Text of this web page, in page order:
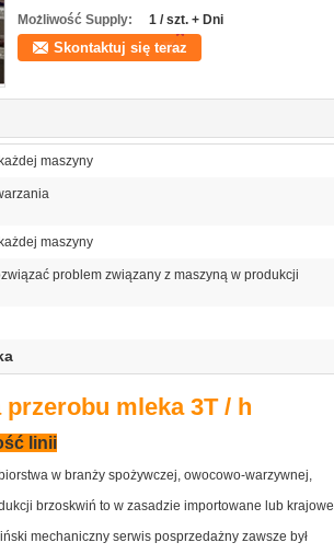
Możliwość Supply:
1 / szt. + Dni
Skontaktuj się teraz
maszyny
maszyny
problem związany z maszyną w produkcji
mleka 3T / h
linii
w branży spożywczej, owocowo-warzywnej,
brzoskwiń to w zasadzie importowane lub krajowe
mechaniczny serwis posprzedażny zawsze był